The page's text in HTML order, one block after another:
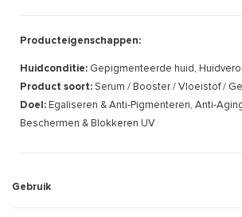
Producteigenschappen:
Huidconditie: Gepigmenteerde huid,
Product soort: Serum / Booster / Vloeistof / Gel
Doel: Egaliseren & Anti-Pigmenteren, Anti-
Beschermen & Blokkeren UV
Gebruik